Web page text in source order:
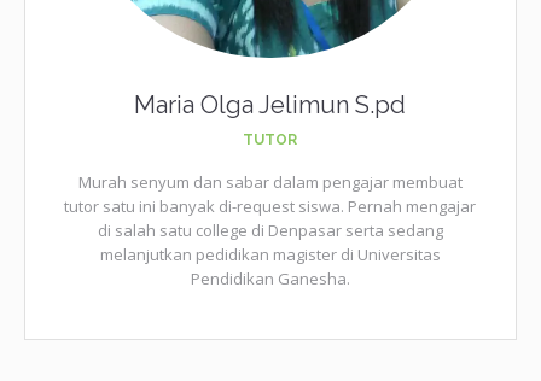
Maria Olga Jelimun S.pd
TUTOR
Murah senyum dan sabar dalam pengajar membuat
tutor satu ini banyak di-request siswa. Pernah mengajar
di salah satu college di Denpasar serta sedang
melanjutkan pedidikan magister di Universitas
Pendidikan Ganesha.